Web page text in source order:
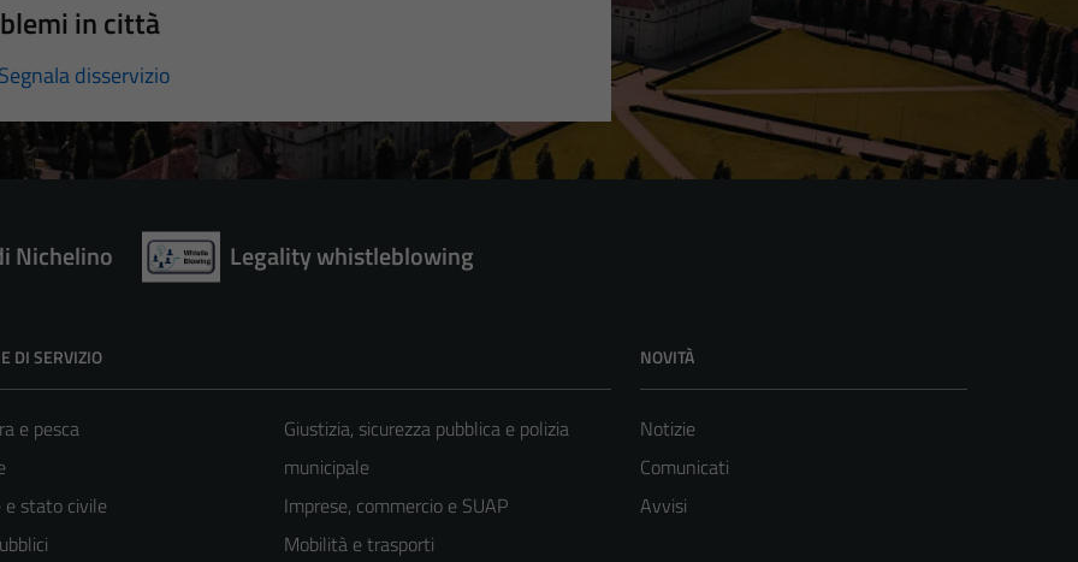
in città
Segnala disservizio
Nichelino Legality whistleblowing
DI SERVIZIO
e pesca
e stato civile
Giustizia, sicurezza pubblica e polizia
municipale
Imprese, commercio e SUAP
Mobilità e trasporti
NOVITÀ
Notizie
Comunicati
Avvisi